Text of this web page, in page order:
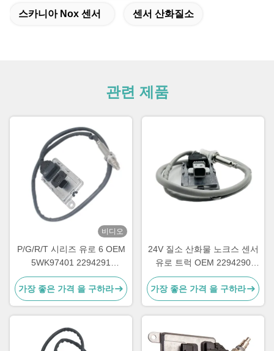
스카니아 Nox 센서 센서 산화질소
관련 제품
비디오
P/G/R/T 시리즈 유로 6 OEM
5WK97401 2294291
2064769용 노크스 센서
가장 좋은 가격 을 구하라
24V 질소 산화물 노크스 센서
유로 트럭 OEM 2294290
5WK97400
가장 좋은 가격 을 구하라